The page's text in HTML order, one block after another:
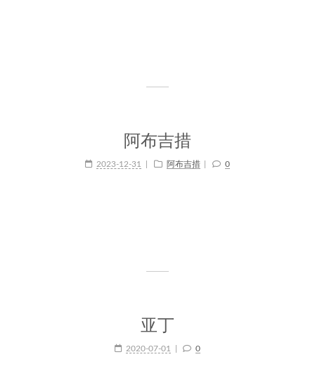
阿布吉措
2023-12-31 阿布吉措 0
亚丁
2020-07-01 0